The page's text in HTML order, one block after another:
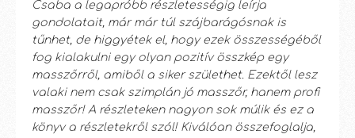
Csaba a legapróbb részletességig leírja
gondolatait, már már túl szájbarágósnak is
tűnhet, de higgyétek el, hogy ezek összességéből
fog kialakulni egy olyan pozitív összkép egy
masszőrről, amiből a siker születhet. Ezektől lesz
valaki nem csak szimplán jó masszőr, hanem profi
masszőr! A részleteken nagyon sok múlik és ez a
könyv a részletekről szól! Kiválóan összefoglalja,